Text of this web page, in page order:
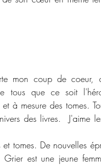
mon coup de coeur,
tous que ce soit
à mesure des tomes.
des livres.  J'aime
tomes. De nouvelles
est une jeune